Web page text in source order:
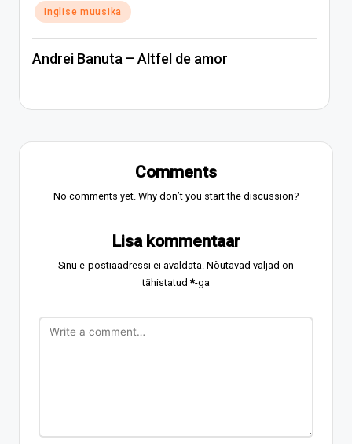
Posted
in
Inglise muusika
Andrei Banuta – Altfel de amor
Comments
No comments yet. Why don’t you start the discussion?
Lisa kommentaar
Sinu e-postiaadressi ei avaldata. Nõutavad väljad on
tähistatud*-ga